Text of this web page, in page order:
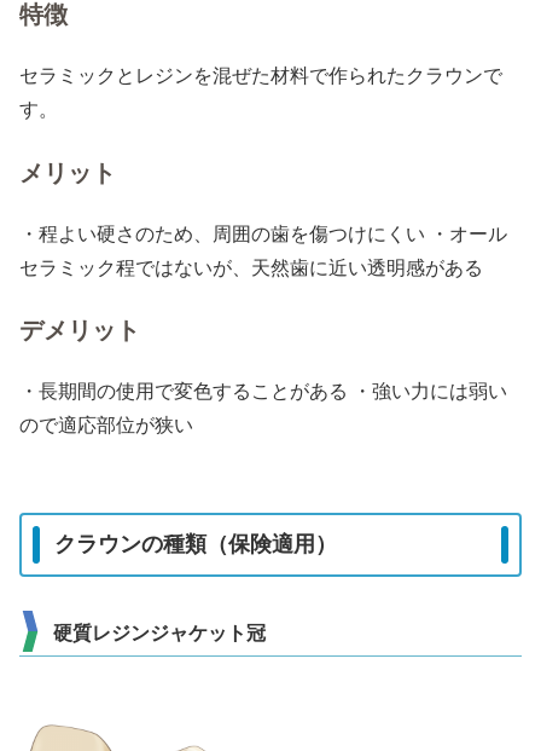
特徴
セラミックとレジンを混ぜた材料で作られたクラウンで
す。
メリット
・程よい硬さのため、周囲の歯を傷つけにくい ・オール
セラミック程ではないが、天然歯に近い透明感がある
デメリット
・長期間の使用で変色することがある ・強い力には弱い
ので適応部位が狭い
クラウンの種類（保険適用）
硬質レジンジャケット冠